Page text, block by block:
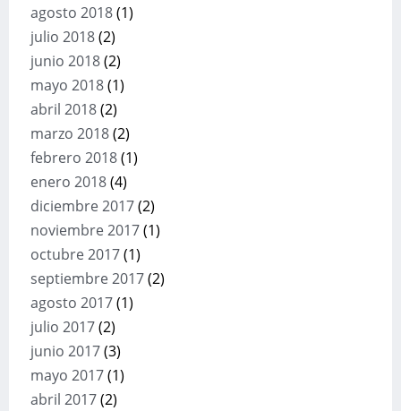
agosto 2018(1)
julio 2018(2)
junio 2018(2)
mayo 2018(1)
abril 2018(2)
marzo 2018(2)
febrero 2018(1)
enero 2018(4)
diciembre 2017(2)
noviembre 2017(1)
octubre 2017(1)
septiembre 2017(2)
agosto 2017(1)
julio 2017(2)
junio 2017(3)
mayo 2017(1)
abril 2017(2)